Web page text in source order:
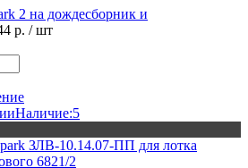
2 на дождесборник и
р. / шт
Наличие:5